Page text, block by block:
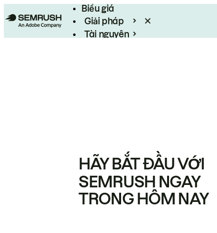
Biểu giá
Giải pháp
Tài nguyên
HÃY BẮT ĐẦU VỚI
SEMRUSH NGAY
TRONG HÔM NAY